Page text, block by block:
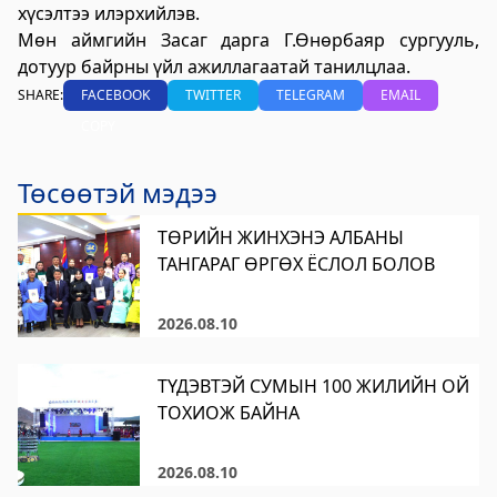
Цагдаагийн газар
2023-06-06 06:38:02
Дэлгэрэнгүй
2024-09-05 06:43:59
Дэлгэрэнгүй
Сод Эрдэм Сургууль-Sod Erdem School
2024-09-02 01:18:58
Дэлгэрэнгүй
Хөвсгөл аймгийн Боловсрол, шинжлэх
ухааны газар
2024-08-26 03:23:18
Дэлгэрэнгүй
хүсэлтээ илэрхийлэв.
Мөн аймгийн Засаг дарга Г.Өнөрбаяр сургууль,
дотуур байрны үйл ажиллагаатай танилцлаа.
SHARE: FACEBOOK TWITTER TELEGRAM
EMAIL
Төсөөтэй мэдээ
ТӨРИЙН ЖИНХЭНЭ АЛБАНЫ
ТАНГАРАГ ӨРГӨХ ЁСЛОЛ БОЛОВ
2026.08.10
ТҮДЭВТЭЙ СУМЫН 100 ЖИЛИЙН ОЙ
ТОХИОЖ БАЙНА
2026.08.10